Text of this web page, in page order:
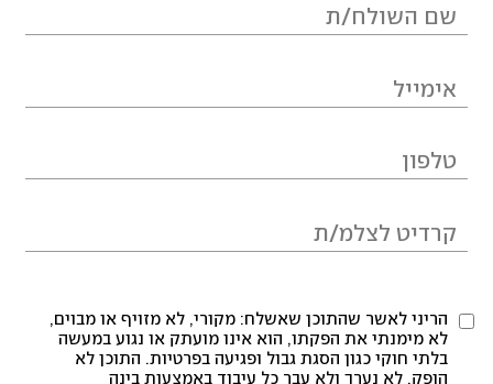
הריני לאשר שהתוכן שאשלח: מקורי, לא מזויף או מבוים,
לא מימנתי את הפקתו, הוא אינו מועתק או נגוע במעשה
בלתי חוקי כגון הסגת גבול ופגיעה בפרטיות. התוכן לא
הופק, לא נערך ולא עבר כל עיבוד באמצעות בינה